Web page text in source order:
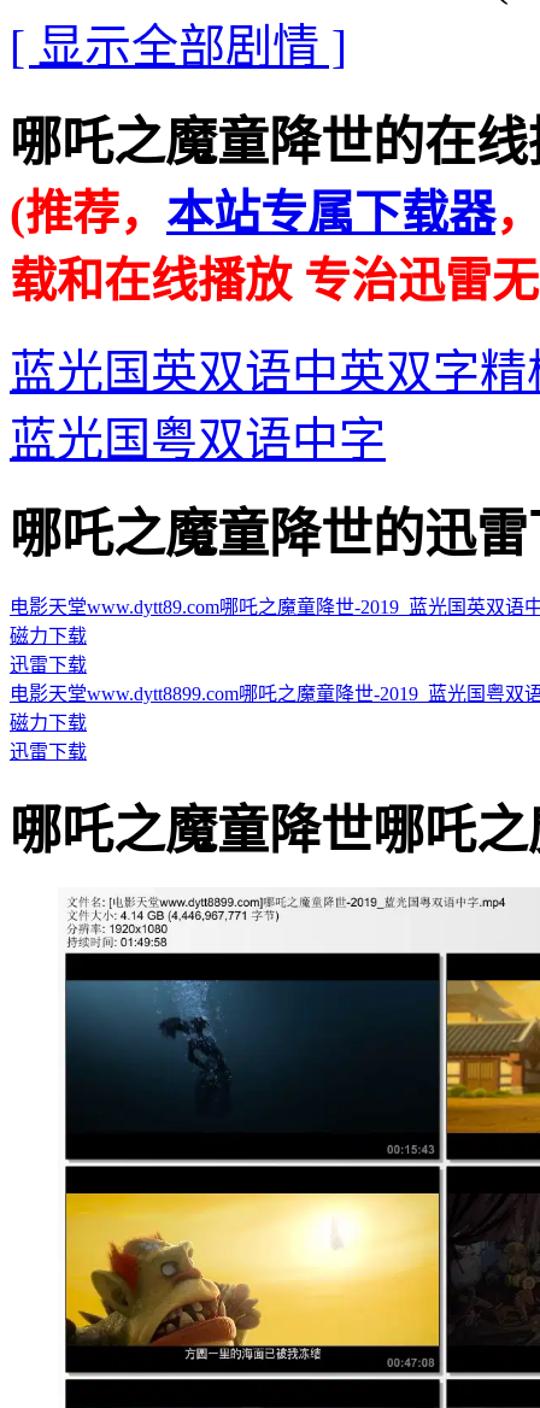
[ 显示全部剧情 ]
哪吒之魔童降世的在线
(推荐， 本站专属下载器
载和在线播放 专治迅雷
蓝光国英双语中英双字精
蓝光国粤双语中字
哪吒之魔童降世的迅雷
电影天堂www.dytt89.com哪吒之魔童降世-2019_蓝光国英双语
磁力下载
迅雷下载
电影天堂www.dytt8899.com哪吒之魔童降世-2019_蓝光国粤双
磁力下载
迅雷下载
哪吒之魔童降世哪吒之